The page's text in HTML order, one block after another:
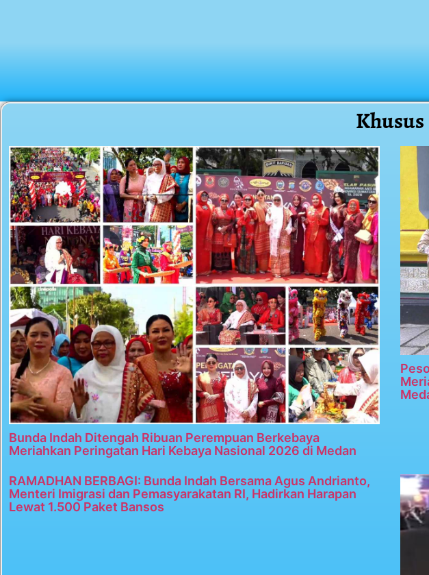
Khusus
Bunda Indah Ditengah Ribuan Perempuan Berkebaya
Meriahkan Peringatan Hari Kebaya Nasional 2026 di Medan
RAMADHAN BERBAGI: Bunda Indah Bersama Agus Andrianto,
Menteri Imigrasi dan Pemasyarakatan RI, Hadirkan Harapan
Lewat 1.500 Paket Bansos